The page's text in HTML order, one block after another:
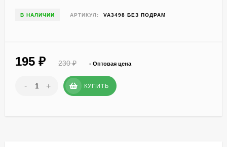
В НАЛИЧИИ АРТИКУЛ: VA3498 БЕЗ ПОДРАМ
195 ₽ 230₽ - Оптовая цена
- + КУПИТЬ